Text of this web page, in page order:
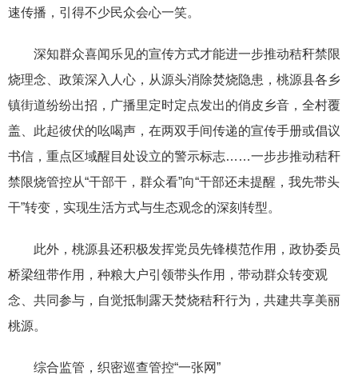
速传播，引得不少民众会心一笑。
深知群众喜闻乐见的宣传方式才能进一步推动秸秆禁限
烧理念、政策深入人心，从源头消除焚烧隐患，桃源县各乡
镇街道纷纷出招，广播里定时定点发出的俏皮乡音，全村覆
盖、此起彼伏的吆喝声，在两双手间传递的宣传手册或倡议
书信，重点区域醒目处设立的警示标志……一步步推动秸秆
禁限烧管控从“干部干，群众看”向“干部还未提醒，我先带头
干”转变，实现生活方式与生态观念的深刻转型。
此外，桃源县还积极发挥党员先锋模范作用，政协委员
桥梁纽带作用，种粮大户引领带头作用，带动群众转变观
念、共同参与，自觉抵制露天焚烧秸秆行为，共建共享美丽
桃源。
综合监管，织密巡查管控“一张网”